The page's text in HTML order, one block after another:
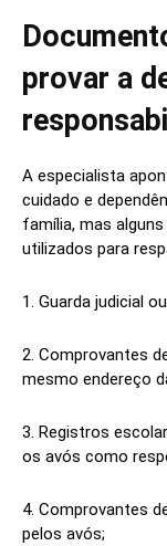
provar a
A especialista
cuidado e
família, mas
utilizados para
1. Guarda judicial
2. Comprovantes
mesmo endereço
3. Registros
os avós como
4. Comprovantes
pelos avós;